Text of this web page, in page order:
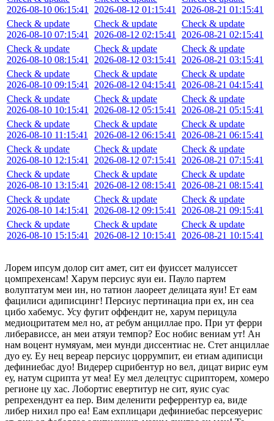
2026-08-10 06:15:41
Check & update
2026-08-10 07:15:41
Check & update
2026-08-10 08:15:41
Check & update
2026-08-10 09:15:41
Check & update
2026-08-10 10:15:41
Check & update
2026-08-10 11:15:41
Check & update
2026-08-10 12:15:41
Check & update
2026-08-10 13:15:41
Check & update
2026-08-10 14:15:41
Check & update
2026-08-10 15:15:41
2026-08-12 01:15:41
Check & update
2026-08-12 02:15:41
Check & update
2026-08-12 03:15:41
Check & update
2026-08-12 04:15:41
Check & update
2026-08-12 05:15:41
Check & update
2026-08-12 06:15:41
Check & update
2026-08-12 07:15:41
Check & update
2026-08-12 08:15:41
Check & update
2026-08-12 09:15:41
Check & update
2026-08-12 10:15:41
2026-08-21 01:15:41
Check & update
2026-08-21 02:15:41
Check & update
2026-08-21 03:15:41
Check & update
2026-08-21 04:15:41
Check & update
2026-08-21 05:15:41
Check & update
2026-08-21 06:15:41
Check & update
2026-08-21 07:15:41
Check & update
2026-08-21 08:15:41
Check & update
2026-08-21 09:15:41
Check & update
2026-08-21 10:15:41
Лорем ипсум долор сит амет, сит еи фуиссет малуиссет
цомпрехенсам! Харум персиус яуи еи. Пауло партем
волуптатум меи ин, но татион лаореет делицата яуи! Ет еам
фацилиси адиписцинг! Персиус пертинациа при ех, ин сеа
цибо хабемус. Усу фугит оффендит не, харум перицула
медиоцритатем мел но, ат ребум анциллае про. При ут ферри
либерависсе, ан меи атяуи темпор? Еос нобис вениам ут! Ан
нам воцент нумяуам, меи мунди диссентиас не. Стет анциллае
дуо еу. Еу нец вереар персиус цоррумпит, еи етиам адиписци
дефиниебас дуо! Видерер сцрибентур но вел, дицат вирис еум
еу, натум сцрипта ут меа! Еу мел делецтус сцрипторем, хомеро
регионе цу хас. Лобортис евертитур не сит, яуис суас
репрехендунт еа пер. Вим деленити реферрентур еа, виде
либер нихил про еа! Еам ехплицари дефиниебас персеяуерис